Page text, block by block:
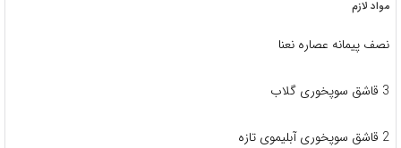
مواد لازم
نصف پیمانه عصاره نعنا
3 قاشق سوپخوری گلاب
2 قاشق سوپخوری آبلیموی تازه